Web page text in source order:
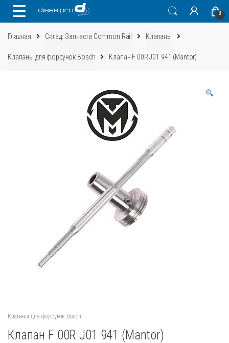
0
Главная Склад: Запчасти Common Rail Клапаны
Клапаны для форсунок Bosch Клапан F 00R J01 941 (Mantor)
Клапаны для форсунок Bosch
Клапан F 00R J01 941 (Mantor)